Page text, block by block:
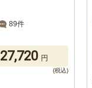
89件
27,720 円